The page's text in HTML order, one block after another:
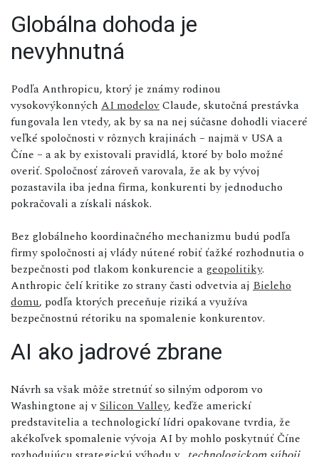
Globálna dohoda je
nevyhnutná
Podľa Anthropicu, ktorý je známy rodinou
vysokovýkonných AI modelovClaude, skutočná prestávka
fungovala len vtedy, ak by sa na nej súčasne dohodli viaceré
veľké spoločnosti v rôznych krajinách – najmä v USA a
Číne – a ak by existovali pravidlá, ktoré by bolo možné
overiť. Spoločnosť zároveň varovala, že ak by vývoj
pozastavila iba jedna firma, konkurenti by jednoducho
pokračovali a získali náskok.
Bez globálneho koordinačného mechanizmu budú podľa
firmy spoločnosti aj vlády nútené robiť ťažké rozhodnutia o
bezpečnosti pod tlakom konkurencie a geopolitiky.
Anthropic čelí kritike zo strany časti odvetvia aj Bieleho
domu, podľa ktorých preceňuje riziká a využíva
bezpečnostnú rétoriku na spomalenie konkurentov.
AI ako jadrové zbrane
Návrh sa však môže stretnúť so silným odporom vo
Washingtone aj vSilicon Valley, keďže americkí
predstavitelia a technologickí lídri opakovane tvrdia, že
akékoľvek spomalenie vývoja AI by mohlo poskytnúť Číne